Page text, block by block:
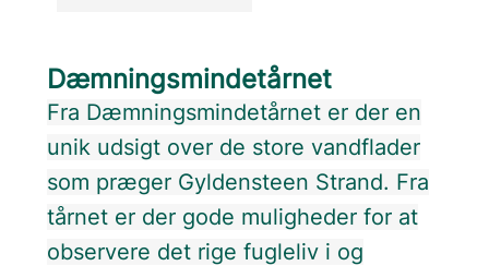
Dæmningsmindetårnet
Fra Dæmningsmindetårnet er der en
unik udsigt over de store vandflader
som præger Gyldensteen Strand. Fra
tårnet er der gode muligheder for at
observere det rige fugleliv i og